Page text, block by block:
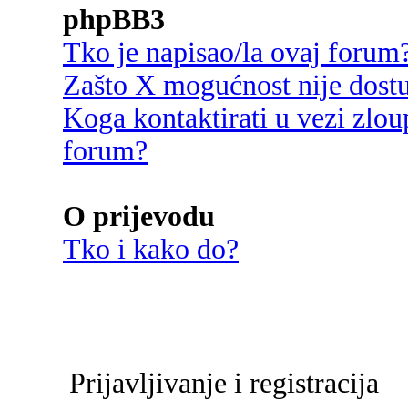
phpBB3
Tko je napisao/la ovaj
Zašto X mogućnost nije
Koga kontaktirati u vezi
forum?
O prijevodu
Tko i kako do?
Prijavljivanje i registracija